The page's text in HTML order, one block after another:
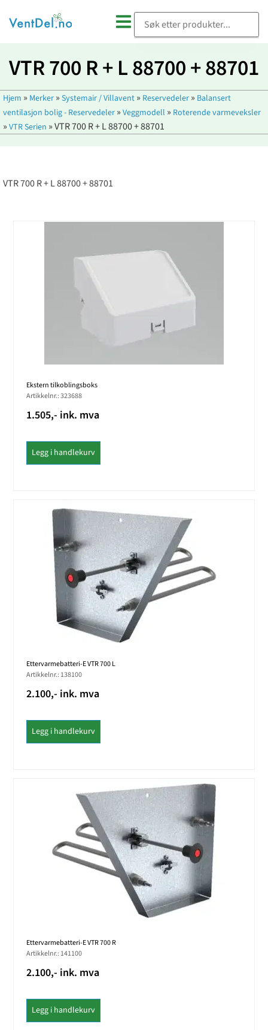
VTR 700 R + L 88700 + 88701
Hjem » Merker » Systemair / Villavent » Reservedeler » Balansert
ventilasjon bolig - Reservedeler » Veggmodell » Roterende varmeveksler
» VTR Serien »VTR 700 R + L 88700 + 88701
VTR 700 R + L 88700 + 88701
Ekstern tilkoblingsboks
Artikkelnr.: 323688
1.505,- ink. mva
Legg i handlekurv
Ettervarmebatteri-E VTR 700 L
Artikkelnr.: 138100
2.100,- ink. mva
Legg i handlekurv
Ettervarmebatteri-E VTR 700 R
Artikkelnr.: 141100
2.100,- ink. mva
Legg i handlekurv